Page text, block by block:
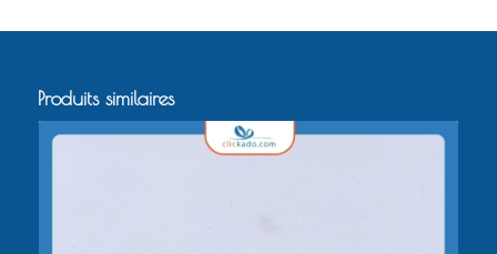
Produits similaires